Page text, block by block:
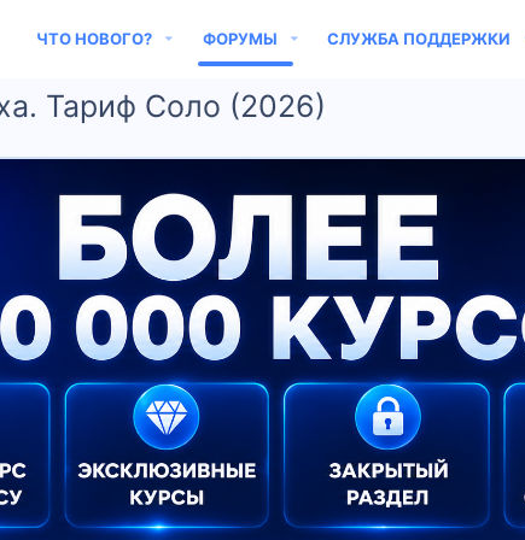
ЧТО НОВОГО? ФОРУМЫ СЛУЖБА ПОДДЕРЖКИ
Тариф Соло (2026)